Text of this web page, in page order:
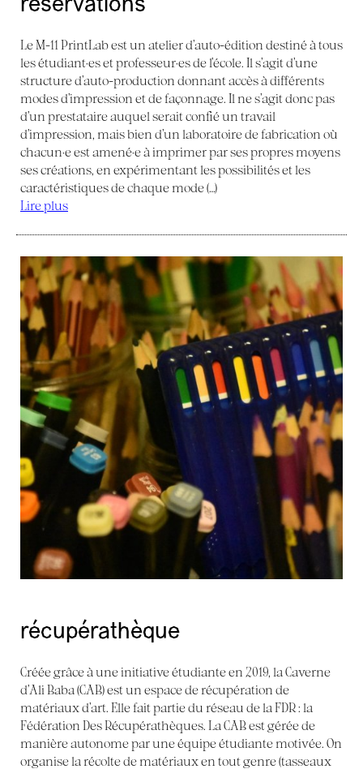
réservations
Le M-11 PrintLab est un atelier d’auto-édition destiné à tous
les étudiant·es et professeur·es de l’école. Il s’agit d’une
structure d’auto-production donnant accès à différents
modes d’impression et de façonnage. Il ne s’agit donc pas
d’un prestataire auquel serait confié un travail
d’impression, mais bien d’un laboratoire de fabrication où
chacun·e est amené·e à imprimer par ses propres moyens
ses créations, en expérimentant les possibilités et les
caractéristiques de chaque mode (…)
Lire plus
récupérathèque
Créée grâce à une initiative étudiante en 2019, la Caverne
d’Ali Baba (CAB) est un espace de récupération de
matériaux d’art. Elle fait partie du réseau de la FDR : la
Fédération Des Récupérathèques. La CAB est gérée de
manière autonome par une équipe étudiante motivée. On
organise la récolte de matériaux en tout genre (tasseaux